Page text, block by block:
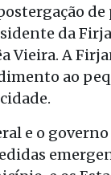
de
da
Vieira. A
ao
e o